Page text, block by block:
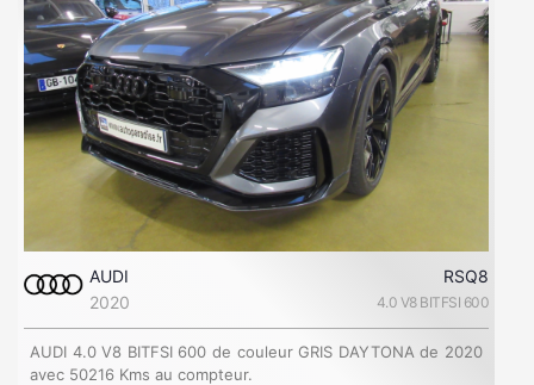
AUDI
RSQ8
2020
4.0 V8 BITFSI 600
AUDI 4.0 V8 BITFSI 600 de couleur GRIS DAYTONA de 2020
avec 50216 Kms au compteur.